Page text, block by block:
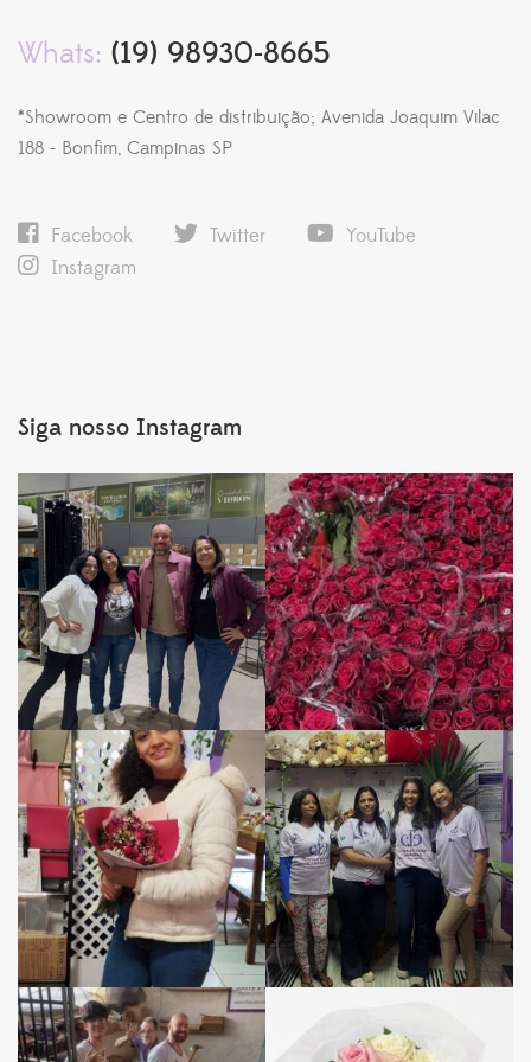
Whats: (19) 98930-8665
*Showroom e Centro de distribuição; Avenida Joaquim Vilac
188 - Bonfim, Campinas SP
Facebook Twitter
YouTube
Instagram
Siga nosso Instagram